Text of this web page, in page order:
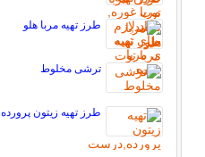
طرز تهیه مربا هلو
ترشی مخلوط
طرز تهیه زیتون پرورده